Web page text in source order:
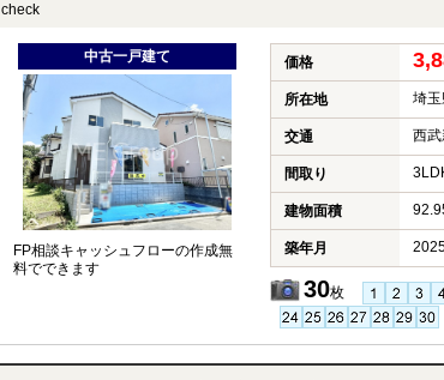
check
中古一戸建て
FP相談キャッシュフローの作成無
料でできます
価格
所在地 埼
交通 西
間取り
建物面積
築年月
30枚